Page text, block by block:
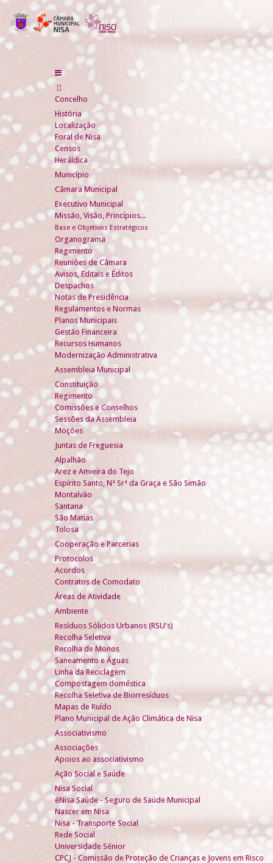
Concelho
História
Localização
Foral de Nisa
Censos
Heráldica
Município
Câmara Municipal
Executivo Municipal
Missão, Visão, Princípios...
Base e Objetivos Estratégicos
Organograma
Regimento
Reuniões de Câmara
Avisos, Editais e Éditos
Despachos
Notas de Presidência
Regulamentos e Normas
Planos Municipais
Gestão Financeira
Recursos Humanos
Modernização Administrativa
Assembleia Municipal
Constituição
Regimento
Comissões e Conselhos
Sessões da Assembleia
Moções
Juntas de Freguesia
Alpalhão
Arez e Amieira do Tejo
Espírito Santo, Nª Srª da Graça e São Simão
Montalvão
Santana
São Matias
Tolosa
Cooperação e Parcerias
Protocolos
Acordos
Contratos de Comodato
Áreas de Atividade
Ambiente
Resíduos Sólidos Urbanos (RSU's)
Recolha Seletiva
Recolha de Monos
Saneamento e Águas
Linha da Reciclagem
Compostagem doméstica
Recolha Seletiva de Biorresíduos
Mapas de Ruído
Plano Municipal de Ação Climática de Nisa
Associativismo
Associações
Apoios ao associativismo
Ação Social e Saúde
Nisa Social
éNisa Saúde - Seguro de Saúde Municipal
Nascer em Nisa
Nisa - Transporte Social
Rede Social
Universidade Sénior
CPCJ - Comissão de Proteção de Crianças e Jovens em Risco